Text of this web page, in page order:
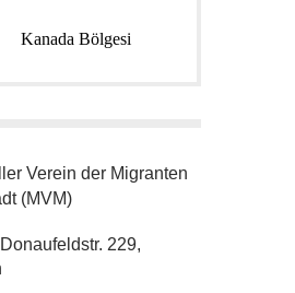
Kanada Bölgesi
Verein der Migranten
(MVM)
Donaufeldstr. 229,